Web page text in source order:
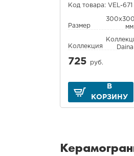
Код товара: VEL-671
Размер
300x300
мм
Коллекция
Daina
725 руб.
В
КОРЗИНУ